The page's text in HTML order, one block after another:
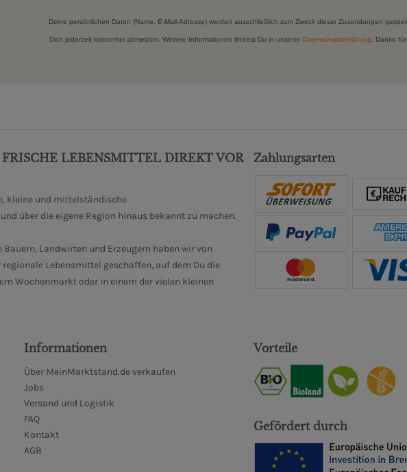
Deine persönlichen Daten (Name, E-Mail-Adresse) werden ausschließlich zum Zweck dieser Zusendungen
Dich jederzeit kostenfrei abmelden. Weitere Informationen findest Du in unserer Datenschutzerklärung . Danke
LEBENSMITTEL DIREKT VOR
kleine und mittelständische
über die eigene Region hinaus bekannt zu machen.
Landwirten und Erzeugern haben wir von
Lebensmittel geschaffen, auf dem Du die
Wochenmarkt oder in einem der vielen kleinen
Zahlungsarten
Informationen
Über MeinMarktstand.de verkaufen
Jobs
Versand und Logistik
FAQ
Kontakt
AGB
Vorteile
Gefördert durch